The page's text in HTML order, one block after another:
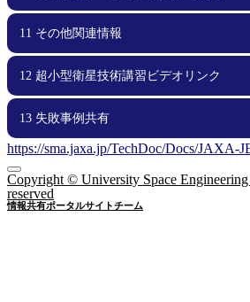
10.00 大学衛星プログラムの持続可能化
10.01 プログラムとしての視点
10.02 学内基盤の強化
10.03 資金確保
10.04 外部連携
11 その他関連情報
11.00 その他関連情報
11.01 失敗事例集
11.02 部品データベース
12 超小型衛星技術講習ビデオリンク
12.00 超小型衛星技術講習ビデオリンク
12.01 KiboCUBEアカデミー資料
12.02 工事中
13 失敗事例共有
https://sma.jaxa.jp/TechDoc/Docs/JAXA-
Copyright © University Space
reserved
情報共有ポータルサイトチーム